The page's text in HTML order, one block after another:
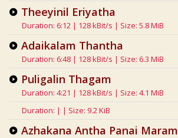
Theeyinil Eriyatha
Duration: 6:12 | 128 kBit/s | Size: 5.8 MiB
Adaikalam Thantha
Duration: 6:48 | 128 kBit/s | Size: 6.3 MiB
Puligalin Thagam
Duration: 4:21 | 128 kBit/s | Size: 4.1 MiB
Duration: | | Size: 9.2 KiB
Azhakana Antha Panai Maram